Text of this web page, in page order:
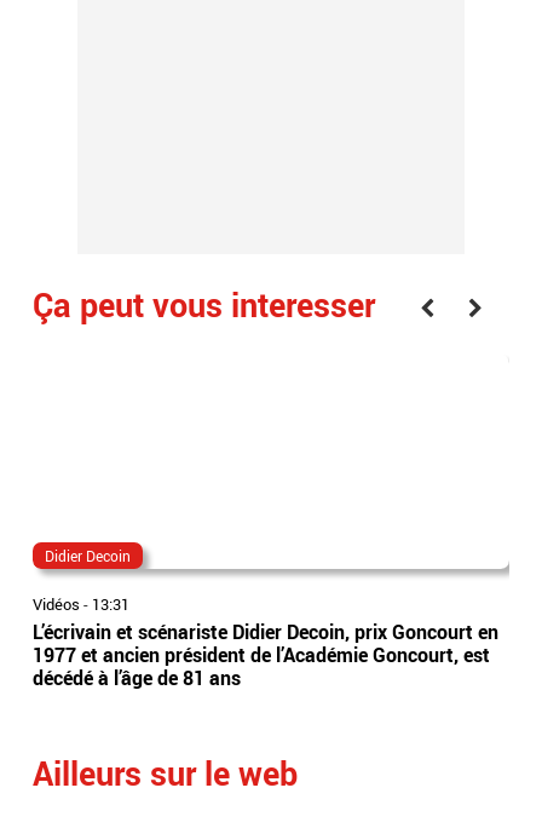
Ça peut vous interesser
Didier Decoin
Vidéos - 13:31
L’écrivain et scénariste Didier Decoin, prix Goncourt en
1977 et ancien président de l’Académie Goncourt, est
décédé à l’âge de 81 ans
Ailleurs sur le web